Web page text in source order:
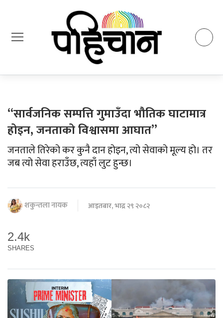
“सार्वजनिक सम्पत्ति गुमाउँदा भौतिक घाटामात्र
होइन, जनताको विश्वासमा आघात”
जनताले तिरेको कर कुनै दान होइन, त्यो सेवाको मूल्य हो। तर
जब त्यो सेवा हराउँछ, त्यहाँ लुट हुन्छ।
शकुन्तला नायक आइतबार, भाद्र २९ २०८२
2.4k
SHARES